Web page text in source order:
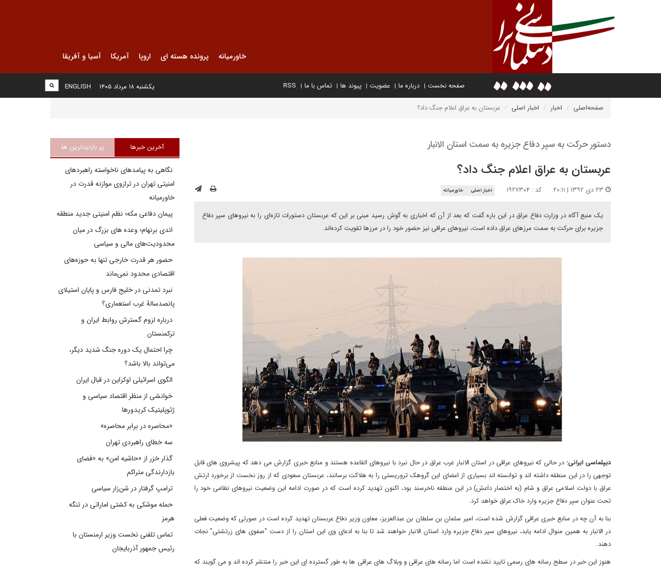
خاورمیانه پرونده هسته ای اروپا آمریکا آسیا و آفریقا
صفحه نخست درباره ما عضویت پیوند ها تماس با ما RSS
ENGLISH یکشنبه ۱۸ مرداد ۱۴۰۵
صفحه‌اصلی اخبار اخبار اصلی عربستان به عراق اعلام جنگ داد؟
دستور حرکت به سپر دفاع جزیره به سمت استان الانبار
عربستان به عراق اعلام جنگ داد؟
کد : ۱۹۲۷۳۰۴ اخبار اصلی خاورمیانه
یک منبع آگاه در وزارت دفاع عراق در این باره گفت که بعد از آن که اخباری به گوش رسید مبنی بر این که عربستان دستورات تازه‌ای را به نیروهای سپر دفاع
جزیره برای حرکت به سمت مرزهای عراق داده است، نیروهای عراقی نیز حضور خود را در مرزها تقویت کرده‌اند.
دیپلماسی ایرانی: در حالی که نیروهای عراقی در استان الانبار غرب عراق در حال نبرد با نیروهای القاعده هستند و منابع خبری گزارش می دهد که پیشروی های قابل
توجهی را در این منطقه داشته اند و توانسته اند بسیاری از اعضای این گروهک تروریستی را به هلاکت برسانند، عربستان سعودی که از روز نخست از برخورد ارتش
عراق با دولت اسلامی عراق و شام (به اختصار داعش) در این منطقه ناخرسند بود، اکنون تهدید کرده است که در صورت ادامه این وضعیت نیروهای نظامی خود را
تحت عنوان سپر دفاع جزیره وارد خاک عراق خواهد کرد.
بنا به آن چه در منابع خبری عراقی گزارش شده است، امیر سلمان بن سلطان بن عبدالعزیز، معاون وزیر دفاع عربستان تهدید کرده است در صورتی که وضعیت فعلی
در الانبار به همین منوال ادامه یابد، نیروهای سپر دفاع جزیره وارد استان الانبار خواهند شد تا بنا به ادعای وی این استان را از دست "صفوی های زرتشتی" نجات
دهند.
هنوز این خبر در سطح رسانه های رسمی تایید نشده است اما رسانه های عراقی و وبلاگ های عراقی ها به طور گسترده ای این خبر را منتشر کرده اند و می گویند که
آخرین خبرها پر بازدیدترین ها
نگاهی به پیامدهای ناخواسته راهبردهای
امنیتی تهران در ترازوی موازنه قدرت در
خاورمیانه
پیمان دفاعی مکه؛ نظم امنیتی جدید منطقه
اندی برنهام؛ وعده های بزرگ در میان
محدودیت‌های مالی و سیاسی
حضور هر قدرت خارجی تنها به حوزه‌های
اقتصادی محدود نمی‌ماند
نبرد تمدنی در خلیج فارس و پایان استیلای
پانصدسالۀ غرب استعماری؟
درباره لزوم گسترش روابط ایران و
ترکمنستان
چرا احتمال یک دوره جنگ شدید دیگر،
می‌تواند بالا باشد؟
الگوی اسرائیلی اوکراین در قبال ایران
خوانشی از منظر اقتصاد سیاسی و
ژئوپلیتیک کریدورها
«محاصره در برابر محاصره»
سه خطای راهبردی تهران
گذار خزر از «حاشیه امن» به «فضای
بازدارندگی متراکم
ترامپ گرفتار در شن‌زار سیاسی
حمله موشکی به کشتی اماراتی در تنگه
هرمز
تماس تلفنی نخست وزیر ارمنستان با
رئیس جمهور آذربایجان